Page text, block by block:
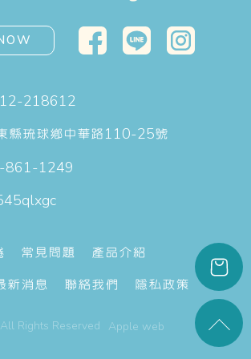
218612
縣琉球鄉中華路110-25號
861-1249
常見問題
產品介紹
新消息 聯絡我們 隱私政策
Rights Reserved
Apple web